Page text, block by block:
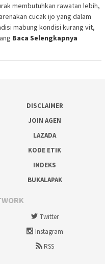
membutuhkan rawatan lebih,
cucak ijo yang dalam
mabung kondisi kurang vit,
Baca Selengkapnya
DISCLAIMER
JOIN AGEN
LAZADA
KODE ETIK
INDEKS
BUKALAPAK
Twitter
Instagram
RSS